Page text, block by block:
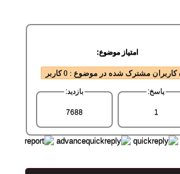
امتیاز موضوع:
کاربران مشترک شده در موضوع : 0 کاربر
پاسخ:
1
بازدید:
7688